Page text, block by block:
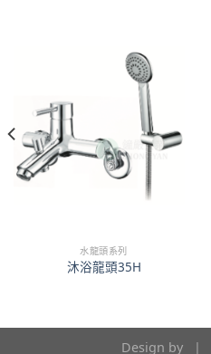
水龍頭系列
沐浴龍頭35H
Design by |